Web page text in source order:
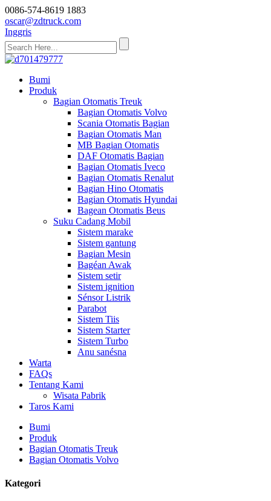
0086-574-8619 1883
oscar@zdtruck.com
Inggris
Bumi
Produk
Bagian Otomatis Treuk
Bagian Otomatis Volvo
Scania Otomatis Bagian
Bagian Otomatis Man
MB Bagian Otomatis
DAF Otomatis Bagian
Bagian Otomatis Iveco
Bagian Otomatis Renalut
Bagian Hino Otomatis
Bagian Otomatis Hyundai
Bagean Otomatis Beus
Suku Cadang Mobil
Sistem marake
Sistem gantung
Bagian Mesin
Bagéan Awak
Sistem setir
Sistem ignition
Sénsor Listrik
Parabot
Sistem Tiis
Sistem Starter
Sistem Turbo
Anu sanésna
Warta
FAQs
Tentang Kami
Wisata Pabrik
Taros Kami
Bumi
Produk
Bagian Otomatis Treuk
Bagian Otomatis Volvo
Kategori